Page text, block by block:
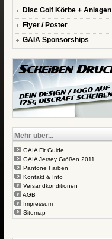
Disc Golf Körbe + Anlagen
Flyer / Poster
GAIA Sponsorships
Mehr über...
GAIA Fit Guide
GAIA Jersey Größen 2011
Pantone Farben
Kontakt & Info
Versandkonditionen
AGB
Impressum
Sitemap